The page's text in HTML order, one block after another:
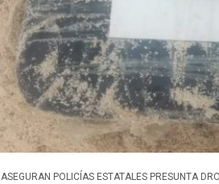
ASEGURAN POLICÍAS ESTATALES PRESUNTA